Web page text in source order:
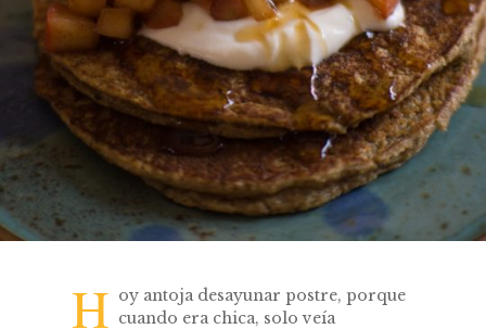
H oy antoja desayunar postre, porque
cuando era chica, solo veía